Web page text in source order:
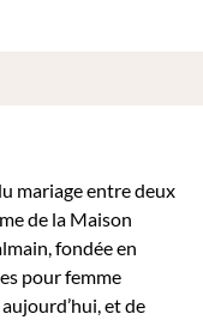
mariage entre deux
de la Maison
fondée en
pour femme
et de